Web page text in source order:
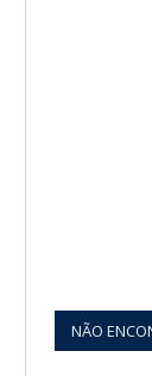
NÃO